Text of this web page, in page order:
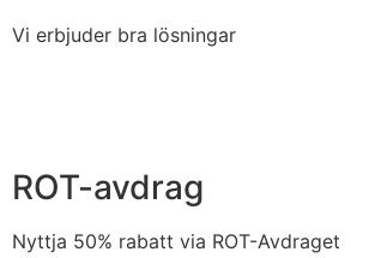
Vi erbjuder bra lösningar
ROT-avdrag
Nyttja 50% rabatt via ROT-Avdraget